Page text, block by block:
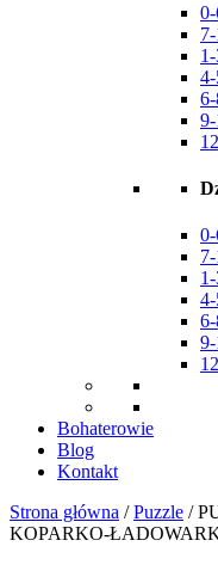
Bohaterowie
Blog
Kontakt
Strona główna /Puzzle /
KOPARKO-